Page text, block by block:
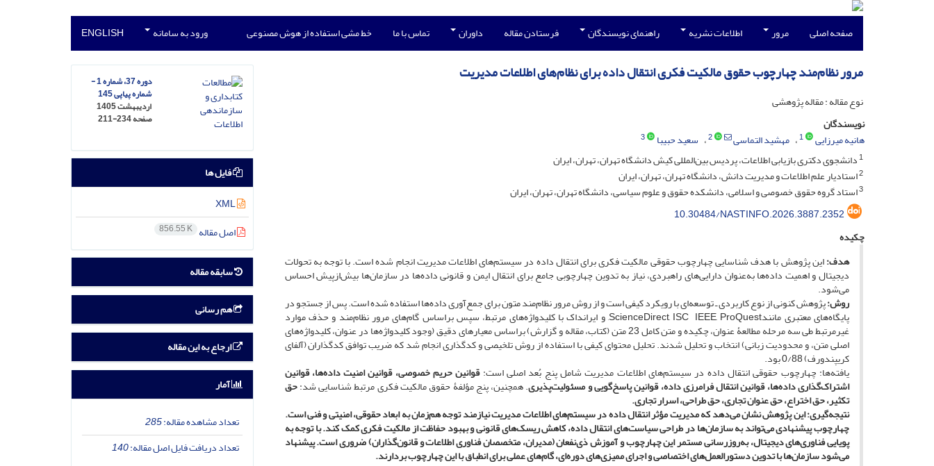
صفحه اصلی مرور اطلاعات نشریه راهنمای نویسندگان فرستادن مقاله داوران تماس با ما خط مشی استفاده از هوش مصنوعی ورود به سامانه ENGLISH
مرور نظام‌مند چهارچوب حقوق مالکیت فکری انتقال داده برای نظام‌های اطلاعات مدیریت
نوع مقاله : مقاله پژوهشی
نویسندگان
هانیه میرزایی
1 مهشید التماسی 2 سعید حبیبا
3
1دانشجوی دکتری بازیابی اطلاعات، پردیس بین‌المللی کیش دانشگاه تهران، تهران، ایران
2استادیار علم اطلاعات و مدیریت دانش، دانشگاه تهران، تهران، ایران
3استاد گروه حقوق خصوصی و اسلامی، دانشکده حقوق و علوم سیاسی، دانشگاه تهران، تهران، ایران
10.30484/NASTINFO.2026.3887.2352
چکیده
هدف:این پژوهش با هدف شناسایی چهارچوب حقوقی مالکیت فکری برای انتقال داده در سیستم‌های اطلاعات مدیریت انجام شده است. با توجه به تحولات
دیجیتال و اهمیت داده‌ها به‌عنوان دارایی‌های راهبردی، نیاز به تدوین چهارچوبی جامع برای انتقال ایمن و قانونی داده‌ها در سازمان‌ها بیش‌ازپیش احساس
می‌شود.
روش:پژوهش کنونی از نوع کاربردی ـ توسعه‌ای با رویکرد کیفی است و از روش مرور نظام‌مند متون برای جمع‌آوری داده‌ها استفاده شده است. پس از جستجو در
پایگاه‌های معتبری مانندScienceDirect, ISC IEEE, ProQuest, و ایرانداک با کلیدواژه‌های مرتبط، سپس براساس گام‌های مرور نظام‌مند و حذف موارد
غیرمرتبط طی سه مرحله مطالعۀ عنوان، چکیده و متن کامل 23 متن (کتاب، مقاله و گزارش) براساس معیارهای دقیق (وجود کلیدواژه‌ها در عنوان، کلیدواژه‌های
اصلی متن، و محدودیت زبانی) انتخاب و تحلیل شدند. تحلیل محتوای کیفی با استفاده از روش تلخیصی و کدگذاری انجام شد که ضریب توافق کدگذاران (آلفای
کریپندورف) 0/88 بود.
یافته‌ها: چهارچوب حقوقی انتقال داده در سیستم‌های اطلاعات مدیریت شامل پنج بُعد اصلی است:قوانین حریم خصوصی، قوانین امنیت داده‌ها، قوانین
اشتراک‌گذاری داده‌ها، قوانین انتقال فرامرزی داده، قوانین پاسخ‌گویی و مسئولیت‌پذیری. همچنین، پنج مؤلفۀ حقوق مالکیت فکری مرتبط شناسایی شد:حق
تکثیر، حق اختراع، حق عنوان تجاری، حق طراحی، اسرار تجاری.
نتیجه‌گیری: این پژوهش نشان می‌دهد که مدیریت مؤثر انتقال داده در سیستم‌های اطلاعات مدیریت نیازمند توجه هم‌زمان به ابعاد حقوقی، امنیتی و فنی است.
چهارچوب پیشنهادی می‌تواند به سازمان‌ها در طراحی سیاست‌های انتقال داده، کاهش ریسک‌های قانونی و بهبود حفاظت از مالکیت فکری کمک کند. با توجه به
پویایی فناوری‌های دیجیتال، به‌روزرسانی مستمر این چهارچوب و آموزش ذی‌نفعان (مدیران، متخصصان فناوری اطلاعات و قانون‌گذاران) ضروری است. پیشنهاد
می‌شود سازمان‌ها با تدوین دستورالعمل‌های اختصاصی و اجرای ممیزی‌های دوره‌ای، گام‌های عملی برای انطباق با این چهارچوب بردارند.
دوره 37، شماره 1 -
شماره پیاپی 145
اردیبهشت 1405
صفحه211-234
فایل ها
XML
اصل مقاله 856.55 K
سابقه مقاله
هم رسانی
ارجاع به این مقاله
آمار
تعداد مشاهده مقاله:285
تعداد دریافت فایل اصل مقاله:140